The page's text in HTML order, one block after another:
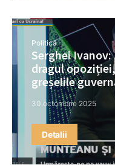
Politică
Serghei
dragul
greșelile
30 octombrie 2025
Detalii